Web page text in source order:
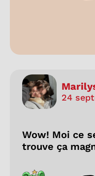
24
Wow! Moi ce
trouve ça